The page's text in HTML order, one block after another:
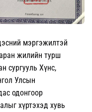
мэргэжилтэй
жилийн турш
сургууль Хүнс,
Улсын
одонгоор
хүртэхэд хувь